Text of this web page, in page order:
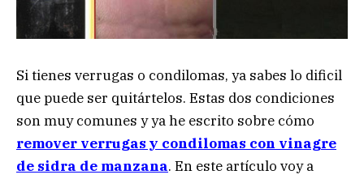
Si tienes verrugas o condilomas, ya sabes lo dificil
que puede ser quitártelos. Estas dos condiciones
son muy comunes y ya he escrito sobre cómo
remover verrugas y condilomas con vinagre
de sidra de manzana. En este artículo voy a